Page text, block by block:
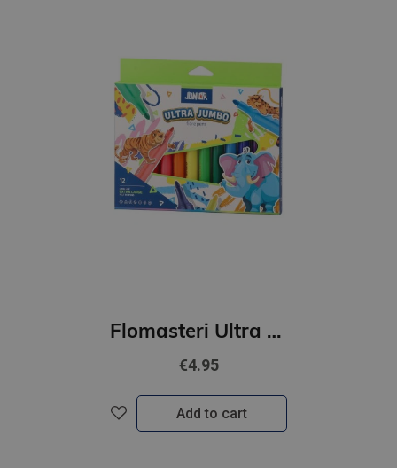
Flomasteri Ultra Jumbo,12 kr.
€4.95
Add to cart